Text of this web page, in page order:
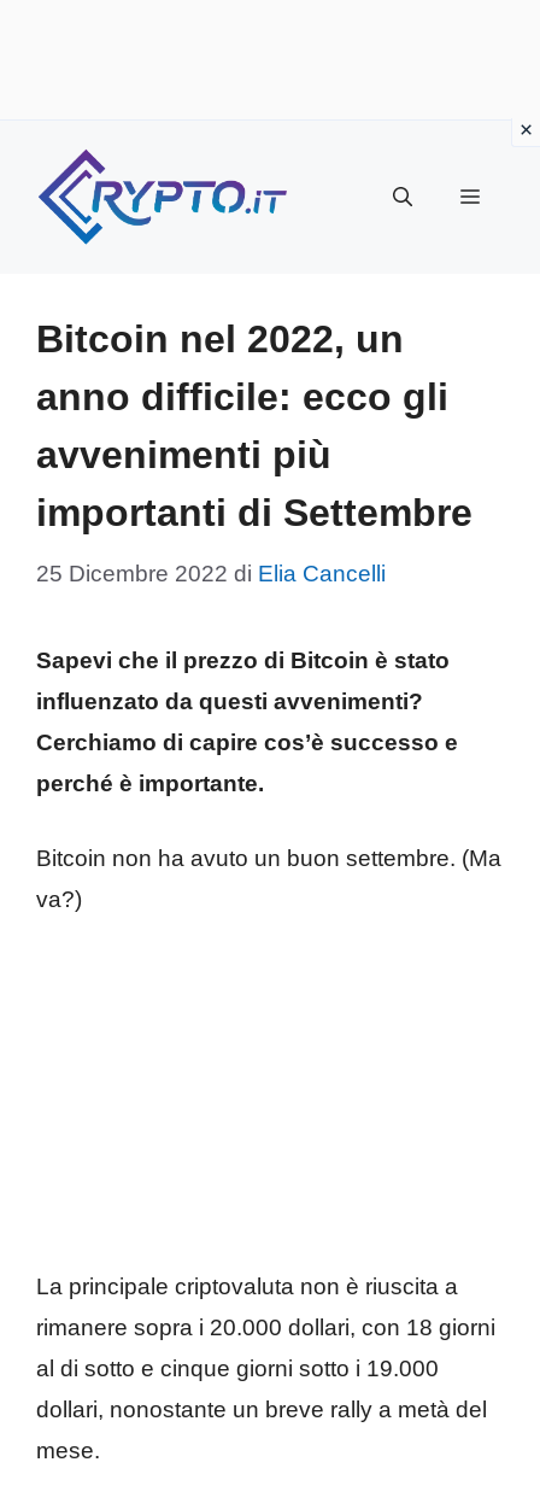
contenuto
Menu
Bitcoin nel 2022, un
anno difficile: ecco gli
avvenimenti più
importanti di Settembre
25 Dicembre 2022 di Elia Cancelli
Sapevi che il prezzo di Bitcoin è stato
influenzato da questi avvenimenti?
Cerchiamo di capire cos’è successo e
perché è importante.
Bitcoin non ha avuto un buon settembre. (Ma
va?)
La principale criptovaluta non è riuscita a
rimanere sopra i 20.000 dollari, con 18 giorni
al di sotto e cinque giorni sotto i 19.000
dollari, nonostante un breve rally a metà del
mese.